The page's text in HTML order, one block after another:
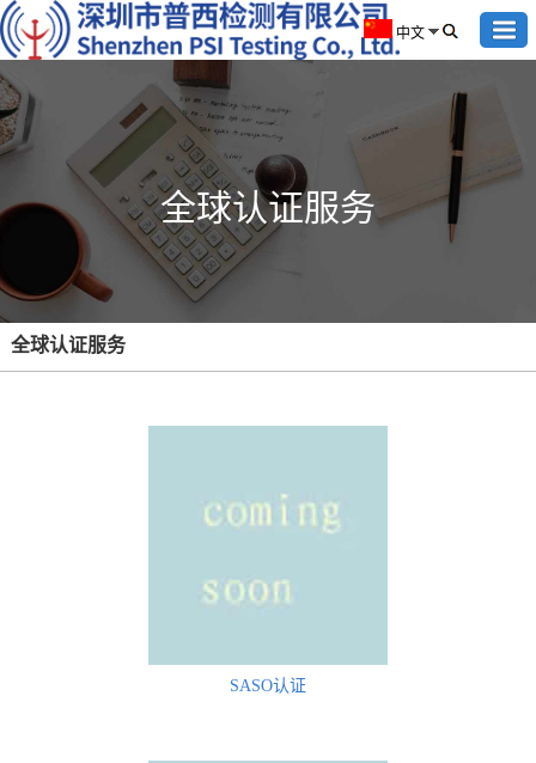
中文
全球认证服务
全球认证服务
SASO认证